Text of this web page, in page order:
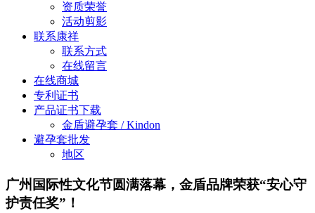
资质荣誉
活动剪影
联系康祥
联系方式
在线留言
在线商城
专利证书
产品证书下载
金盾避孕套 / Kindon
避孕套批发
地区
广州国际性文化节圆满落幕，金盾品牌荣获“安心守
护责任奖”！